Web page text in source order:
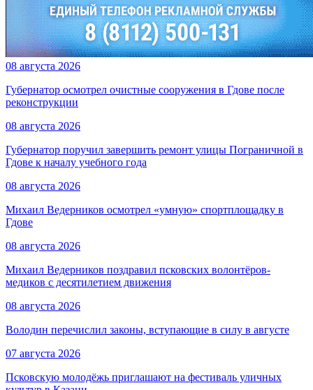
08 августа 2026
Губернатор осмотрел очистные сооружения в Гдове после
реконструкции
08 августа 2026
Губернатор поручил завершить ремонт улицы Пограничной в
Гдове к началу учебного года
08 августа 2026
Михаил Ведерников осмотрел «умную» спортплощадку в
Гдове
08 августа 2026
Михаил Ведерников поздравил псковских волонтёров-
медиков с десятилетием движения
08 августа 2026
Володин перечислил законы, вступающие в силу в августе
07 августа 2026
Псковскую молодёжь приглашают на фестиваль уличных